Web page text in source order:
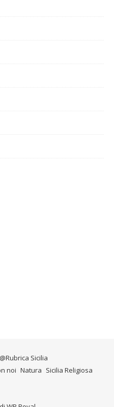
Sicilia
noi Natura Sicilia Religiosa